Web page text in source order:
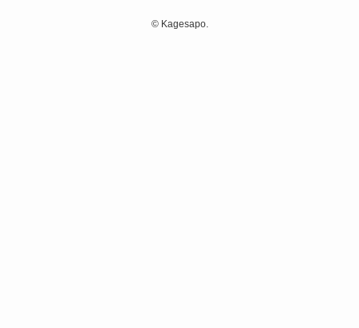
©Kagesapo.